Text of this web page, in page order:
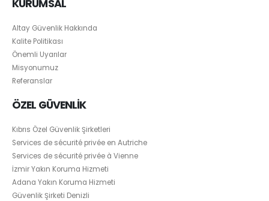
KURUMSAL
Altay Güvenlik Hakkında
Kalite Politikası
Önemli Uyarılar
Misyonumuz
Referanslar
ÖZEL GÜVENLİK
Kıbrıs Özel Güvenlik Şirketleri
Services de sécurité privée en Autriche
Services de sécurité privée à Vienne
İzmir Yakın Koruma Hizmeti
Adana Yakın Koruma Hizmeti
Güvenlik Şirketi Denizli